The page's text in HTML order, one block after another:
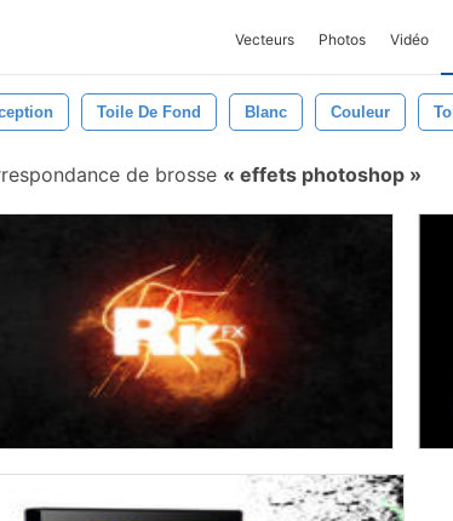
Vecteurs Photos Vidéo
Toile De Fond Blanc Couleur
de brosse effets photoshop